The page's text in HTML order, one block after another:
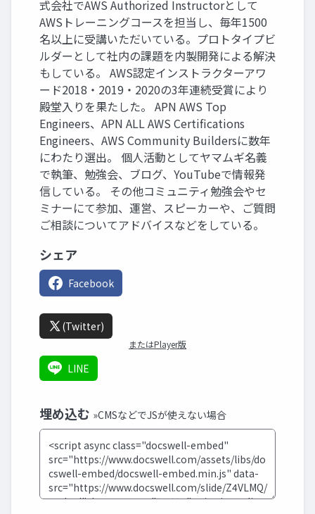
式会社でAWS Authorized Instructorとして
AWSトレーニングコースを担当し、毎年1500
名以上に受講いただいている。プロトタイプビ
ルダーとして社内の課題を内製開発による解決
もしている。 AWS認定インストラクターアワ
ード2018・2019・2020の3年連続受賞により
殿堂入りを果たした。 APN AWS Top
Engineers、APN ALL AWS Certifications
Engineers、AWS Community Buildersに数年
にわたり選出。 個人活動としてヤマムギ名義
で執筆、勉強会、ブログ、YouTubeで情報発
信している。 その他コミュニティ勉強会やセ
ミナーにて参加、運営、スピーカーや、ご質問
ご相談についてアドバイスなどをしている。
シェア
Facebook
(Twitter)
またはPlayer版
LINE
埋め込む »CMSなどでJSが使えない場合